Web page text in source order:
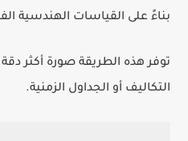
بناءً على القياسات الهندسية
توفر هذه الطريقة صورة أكثر
التكاليف أو الجداول الزمنية.